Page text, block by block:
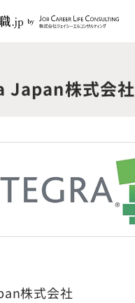
Japan株式会社
株式会社